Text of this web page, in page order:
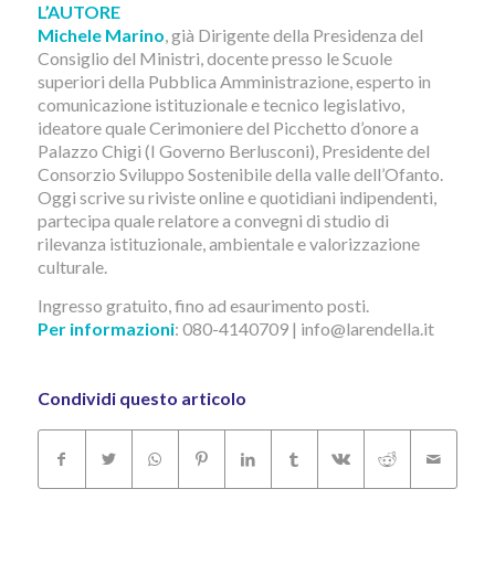
L’AUTORE
Michele Marino, già Dirigente della Presidenza del
Consiglio del Ministri, docente presso le Scuole
superiori della Pubblica Amministrazione, esperto in
comunicazione istituzionale e tecnico legislativo,
ideatore quale Cerimoniere del Picchetto d’onore a
Palazzo Chigi (I Governo Berlusconi), Presidente del
Consorzio Sviluppo Sostenibile della valle dell’Ofanto.
Oggi scrive su riviste online e quotidiani indipendenti,
partecipa quale relatore a convegni di studio di
rilevanza istituzionale, ambientale e valorizzazione
culturale.
Ingresso gratuito, fino ad esaurimento posti.
Per informazioni: 080-4140709 | info@larendella.it
Condividi questo articolo